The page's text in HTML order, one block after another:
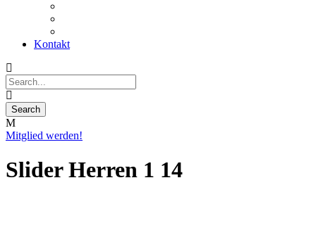
Kontakt
Mitglied werden!
Slider Herren 1 14